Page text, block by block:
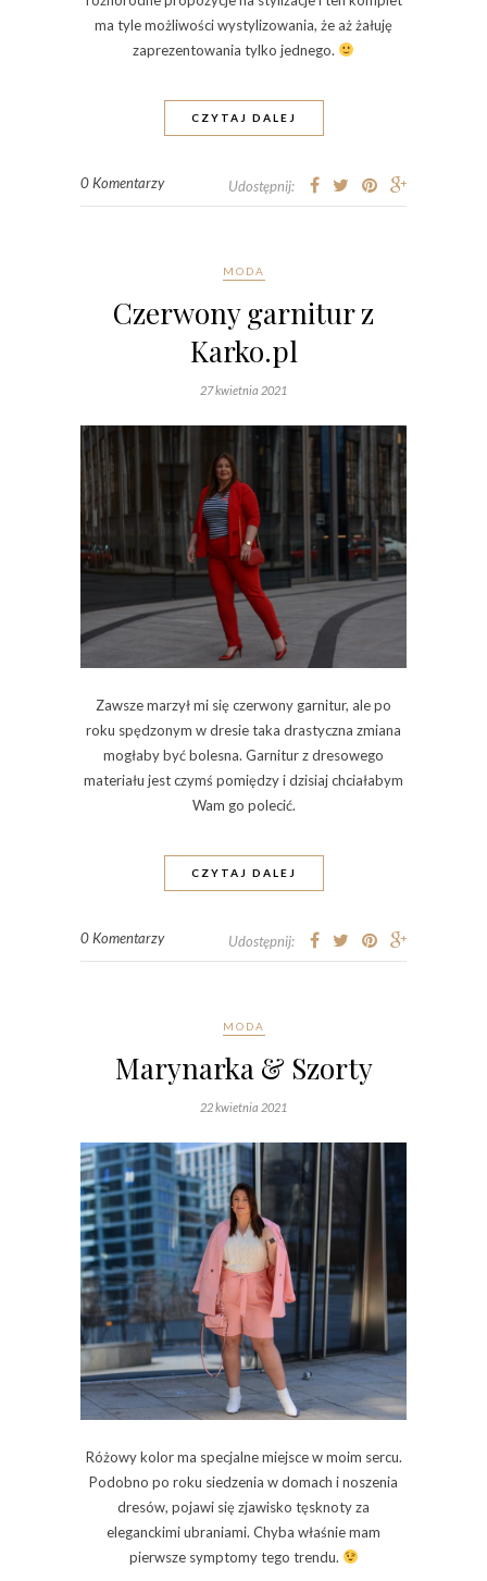
ma tyle możliwości wystylizowania, że aż żałuję
zaprezentowania tylko jednego.
CZYTAJ DALEJ
0 Komentarzy Udostępnij:
MODA
Czerwony garnitur z
Karko.pl
27 kwietnia 2021
Zawsze marzył mi się czerwony garnitur, ale po
roku spędzonym w dresie taka drastyczna zmiana
mogłaby być bolesna. Garnitur z dresowego
materiału jest czymś pomiędzy i dzisiaj chciałabym
Wam go polecić.
CZYTAJ DALEJ
0 Komentarzy Udostępnij:
MODA
Marynarka & Szorty
22 kwietnia 2021
Różowy kolor ma specjalne miejsce w moim sercu.
Podobno po roku siedzenia w domach i noszenia
dresów, pojawi się zjawisko tęsknoty za
eleganckimi ubraniami. Chyba właśnie mam
pierwsze symptomy tego trendu.